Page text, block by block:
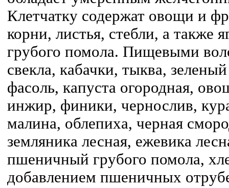
Клетчатку содержат овощи и
корни, листья, стебли, а также
грубого помола. Пищевыми
свекла, кабачки, тыква,
фасоль, капуста огородная,
инжир, финики, чернослив,
малина, облепиха, черная
земляника лесная, ежевика
пшеничный грубого помола,
добавлением пшеничных